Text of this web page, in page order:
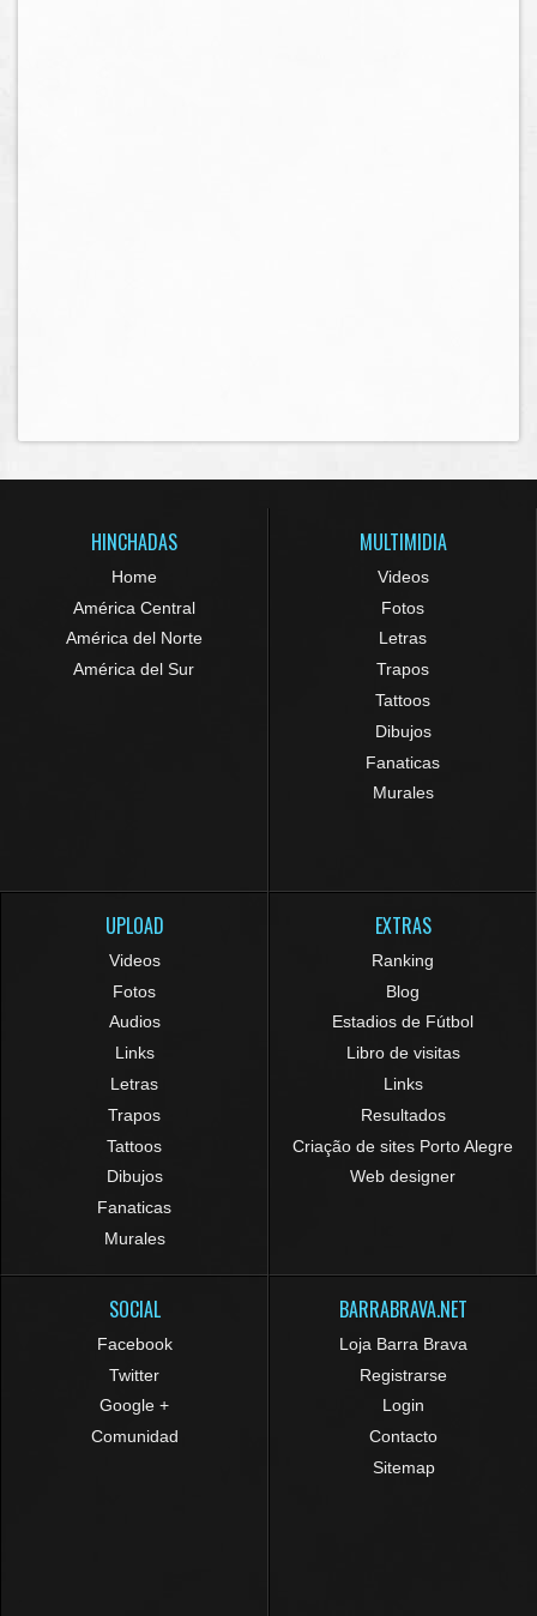
HINCHADAS
Home
América Central
América del Norte
América del Sur
MULTIMIDIA
Videos
Fotos
Letras
Trapos
Tattoos
Dibujos
Fanaticas
Murales
UPLOAD
Videos
Fotos
Audios
Links
Letras
Trapos
Tattoos
Dibujos
Fanaticas
Murales
EXTRAS
Ranking
Blog
Estadios de Fútbol
Libro de visitas
Links
Resultados
Criação de sites Porto Alegre
Web designer
SOCIAL
Facebook
Twitter
Google +
Comunidad
BARRABRAVA.NET
Loja Barra Brava
Registrarse
Login
Contacto
Sitemap